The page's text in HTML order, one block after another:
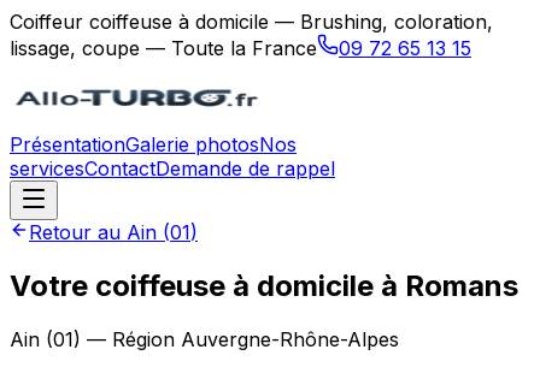
Coiffeur coiffeuse à domicile — Brushing, coloration,
lissage, coupe — Toute la France
09 72 65 13 15
PrésentationGalerie photosNos
servicesContactDemande de rappel
Retour au Ain (01)
Votre coiffeuse à domicile à Romans
Ain (01) — Région Auvergne-Rhône-Alpes